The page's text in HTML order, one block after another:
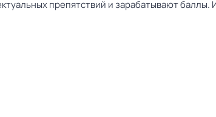
препятствий и зарабатывают баллы.